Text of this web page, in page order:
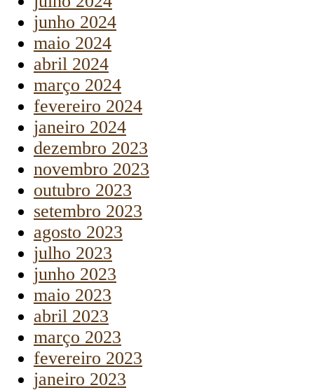
junho 2024
maio 2024
abril 2024
março 2024
fevereiro 2024
janeiro 2024
dezembro 2023
novembro 2023
outubro 2023
setembro 2023
agosto 2023
julho 2023
junho 2023
maio 2023
abril 2023
março 2023
fevereiro 2023
janeiro 2023